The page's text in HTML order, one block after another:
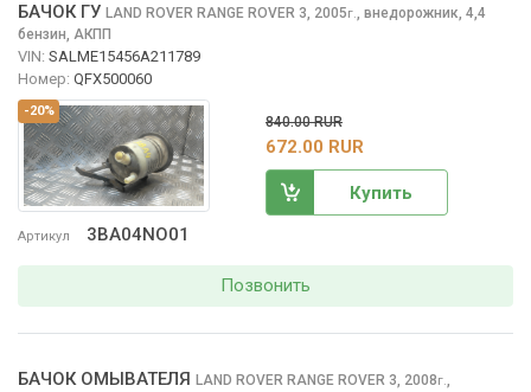
-20%
Артикул 3BA04NO01
БАЧОК ГУ LAND ROVER RANGE ROVER 3, 2005г., внедорожник, 4,4
бензин, АКПП
VIN: SALME15456A211789
Номер: QFX500060
840.00 RUR
672.00 RUR
Купить
Позвонить
БАЧОК ОМЫВАТЕЛЯ LAND ROVER RANGE ROVER 3, 2008г.,